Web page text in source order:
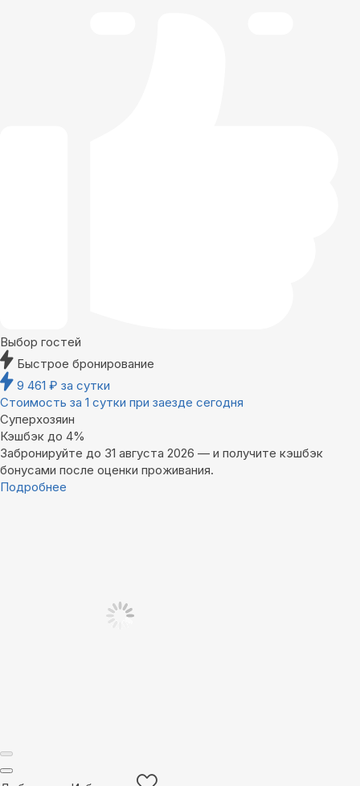
Выбор гостей
Быстрое бронирование
9 461 ₽ за сутки
Стоимость за 1 сутки при заезде сегодня
Суперхозяин
Кэшбэк до 4%
Забронируйте до 31 августа 2026 — и получите кэшбэк
бонусами после оценки проживания.
Подробнее